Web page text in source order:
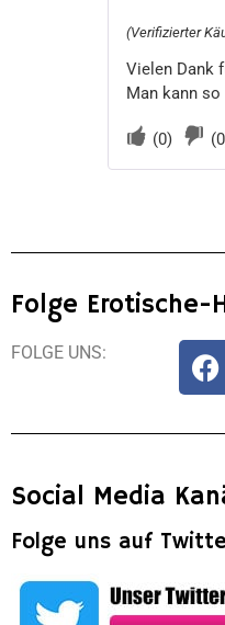
mit
(Verifizierter
Vielen Dank
Man kann
(0) (0
Folge Erotische-
FOLGE UNS:
Social Media
Folge uns auf